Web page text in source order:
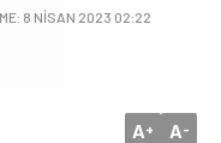
8 NISAN 2023 02:22
A+ A-